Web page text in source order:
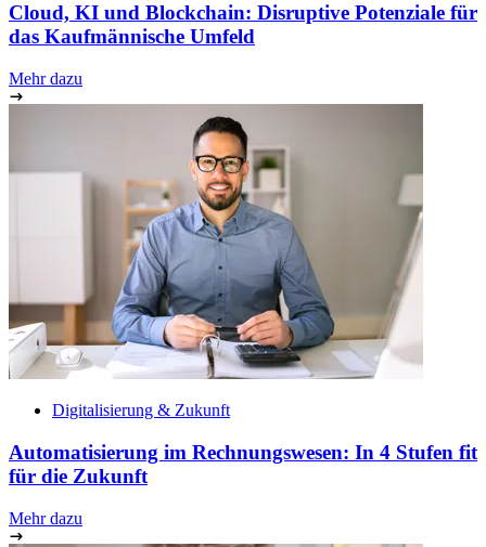
Cloud, KI und Blockchain: Disruptive Potenziale für
das Kaufmännische Umfeld
Mehr dazu
Digitalisierung & Zukunft
Automatisierung im Rechnungswesen: In 4 Stufen fit
für die Zukunft
Mehr dazu